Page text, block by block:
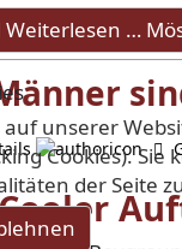
Weiterlesen …
unserer
Cookies).
der Seite